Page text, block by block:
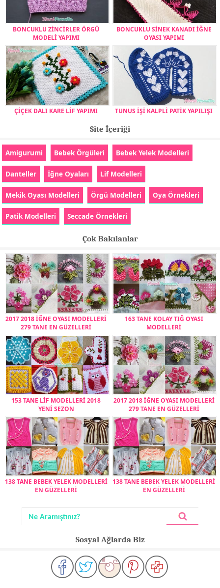
BONCUKLU ZİNCİRLER ÖRGÜ
MODELİ YAPIMI
BONCUKLU SİNEK KANADI İĞNE
OYASI YAPIMI
ÇİÇEK DALI KARE LİF YAPIMI TUNUS İŞİ KALPLİ PATİK YAPILIŞI
Site İçeriği
Amigurumi Bebek Örgüleri Bebek Yelek Modelleri
Danteller İğne Oyaları Lif Modelleri
Mekik Oyası Modelleri Örgü Modelleri Oya Örnekleri
Patik Modelleri Seccade Örnekleri
Çok Bakılanlar
2017 2018 İĞNE OYASI MODELLERİ
279 TANE EN GÜZELLERİ
163 TANE KOLAY TIĞ OYASI
MODELLERİ
153 TANE LİF MODELLERİ 2018
YENİ SEZON
2017 2018 İĞNE OYASI MODELLERİ
279 TANE EN GÜZELLERİ
138 TANE BEBEK YELEK MODELLERİ
EN GÜZELLERİ
138 TANE BEBEK YELEK MODELLERİ
EN GÜZELLERİ
Sosyal Ağlarda Biz